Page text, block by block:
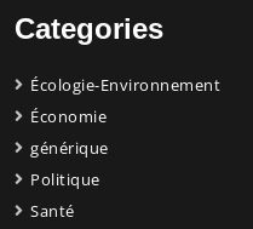
Categories
Écologie-Environnement
Économie
générique
Politique
Santé